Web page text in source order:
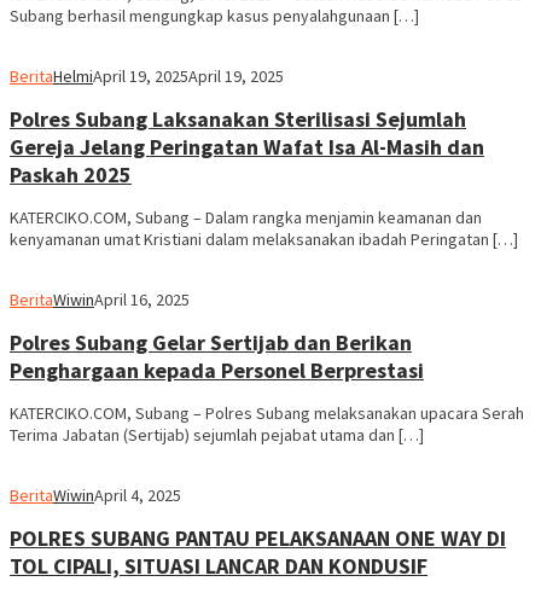
Subang berhasil mengungkap kasus penyalahgunaan […]
BeritaHelmiApril 19, 2025April 19, 2025
Polres Subang Laksanakan Sterilisasi Sejumlah
Gereja Jelang Peringatan Wafat Isa Al-Masih dan
Paskah 2025
KATERCIKO.COM, Subang – Dalam rangka menjamin keamanan dan
kenyamanan umat Kristiani dalam melaksanakan ibadah Peringatan […]
BeritaWiwinApril 16, 2025
Polres Subang Gelar Sertijab dan Berikan
Penghargaan kepada Personel Berprestasi
KATERCIKO.COM, Subang – Polres Subang melaksanakan upacara Serah
Terima Jabatan (Sertijab) sejumlah pejabat utama dan […]
BeritaWiwinApril 4, 2025
POLRES SUBANG PANTAU PELAKSANAAN ONE WAY DI
TOL CIPALI, SITUASI LANCAR DAN KONDUSIF